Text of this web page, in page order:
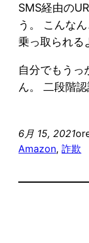
SMS経由の
う。 こんな
乗っ取られる
自分でもうっ
ん。 二段階
6月 15, 2021
Amazon, 詐欺